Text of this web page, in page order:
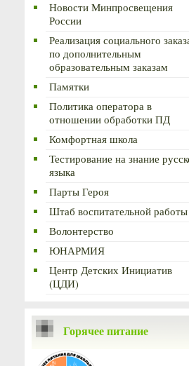
Новости Минпросвещения
России
Реализация социального
по дополнительным
образовательным заказам
Памятки
Политика оператора в
отношении обработки ПД
Комфортная школа
Тестирование на знание
языка
Парты Героя
Штаб воспитательной работы
Волонтерство
ЮНАРМИЯ
Центр Детских Инициатив
(ЦДИ)
Горячее питание